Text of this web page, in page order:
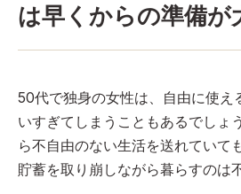
は早くからの準備が
50代で独身の女性は、自由に使え
いすぎてしまうこともあるでしょ
ら不自由のない生活を送れていて
貯蓄を取り崩しながら暮らすのは